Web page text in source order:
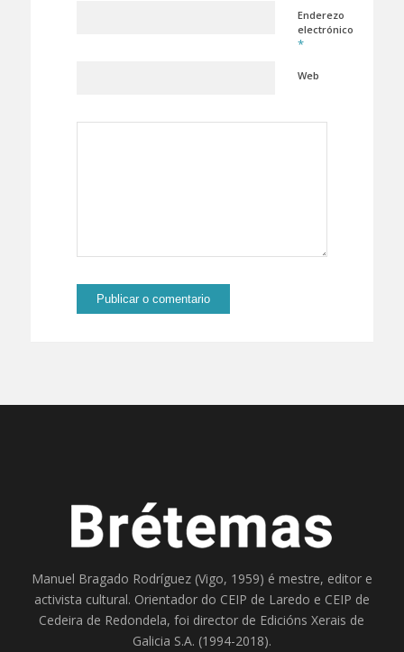
Enderezo
electrónico
*
Web
Manuel Bragado Rodríguez (Vigo, 1959) é mestre, editor e
activista cultural. Orientador do CEIP de Laredo e CEIP de
Cedeira de Redondela, foi director de Edicións Xerais de
Galicia S.A. (1994-2018).